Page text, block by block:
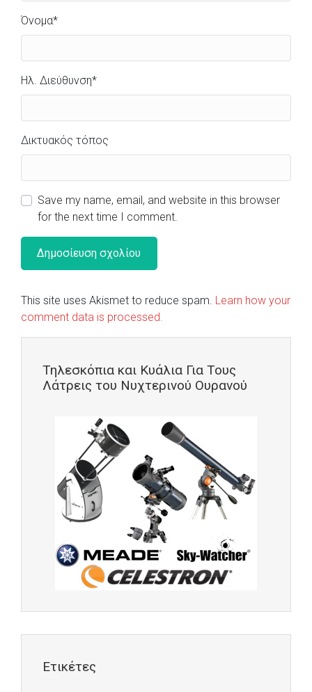
Όνομα*
Ηλ. Διεύθυνση*
Δικτυακός τόπος
Save my name, email, and website in this browser
for the next time I comment.
This site uses Akismet to reduce spam. Learn how your
comment data is processed.
Τηλεσκόπια και Κυάλια Για Τους
Λάτρεις του Νυχτερινού Ουρανού
Ετικέτες